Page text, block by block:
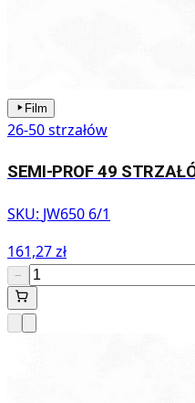
Film
26-50 strzałów
SEMI-PROF 49
SKU: JW650 6/1
161,27 zł
−